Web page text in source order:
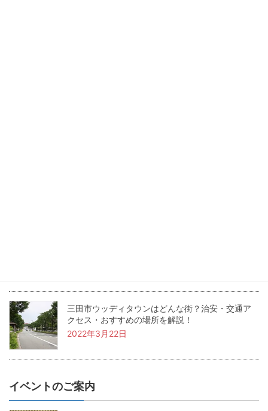
三田市ウッディタウンはどんな街？治安・交通ア
クセス・おすすめの場所を解説！
2022年3月22日
イベントのご案内